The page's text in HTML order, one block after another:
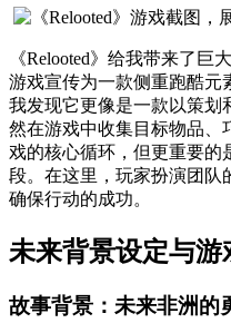
《Relooted》给我带来了
游戏宣传为一款侧重跑酷元
我发现它更像是一款以策划
然在游戏中收集目标物品、
戏的核心循环，但更重要的
段。在这里，玩家扮演团队
确保行动的成功。
未来背景设定与游
故事背景：未来非洲的